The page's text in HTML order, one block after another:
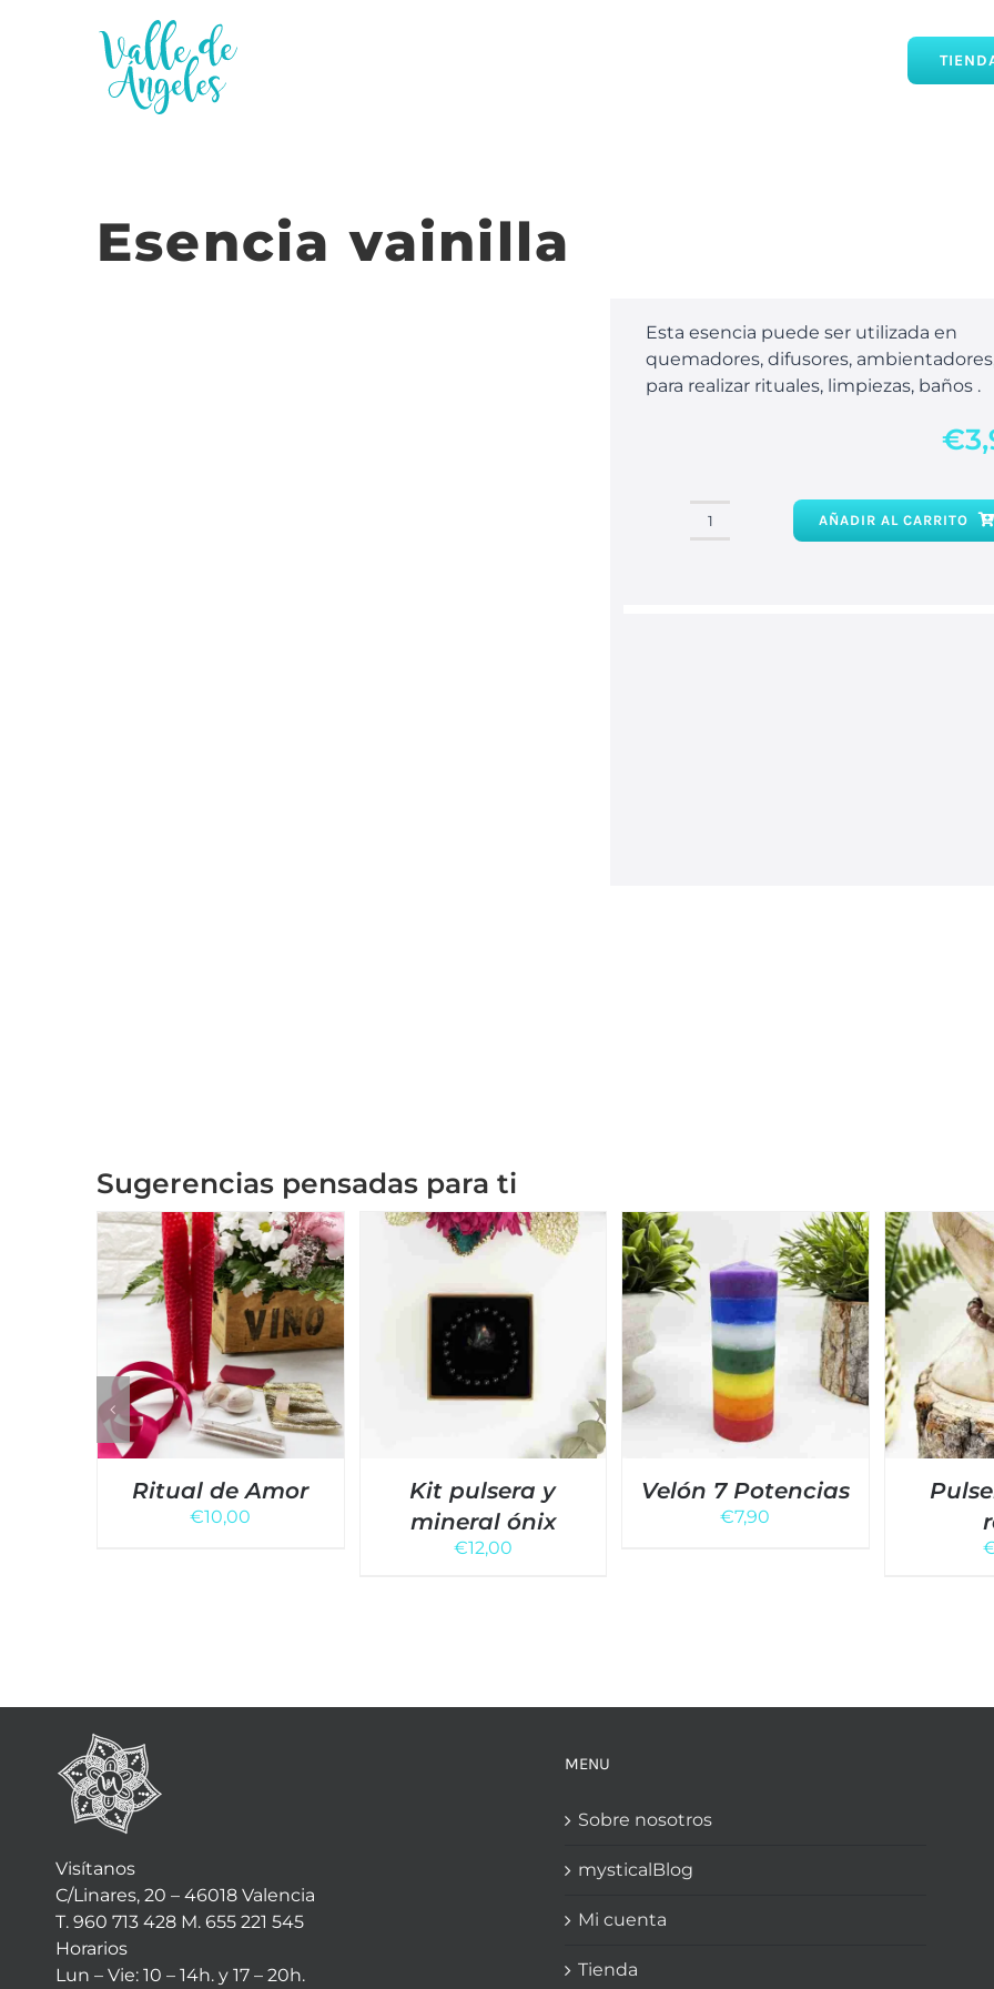
Esencia vainilla
Esta esencia puede ser utilizada en
quemadores, difusores,
para realizar rituales, limpiezas, baños .
€
Esencia
AÑADIR AL CARRITO
Sugerencias pensadas para ti
Ritual de Amor
€10,00
Kit pulsera y
mineral ónix
€12,00
Velón 7 Potencias
€7,90
Visítanos
C/Linares, 20 – 46018 Valencia
T. 960 713 428 M. 655 221 545
Horarios
Lun – Vie: 10 – 14h. y 17 – 20h.
MENU
Sobre nosotros
mysticalBlog
Mi cuenta
Tienda